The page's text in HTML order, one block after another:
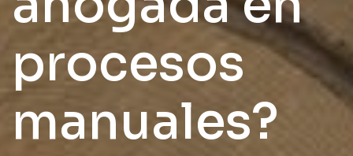
procesos
manuales?​